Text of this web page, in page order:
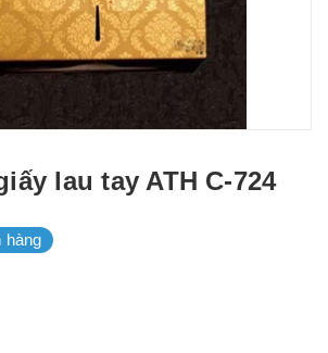
lau tay ATH C-724
hàng